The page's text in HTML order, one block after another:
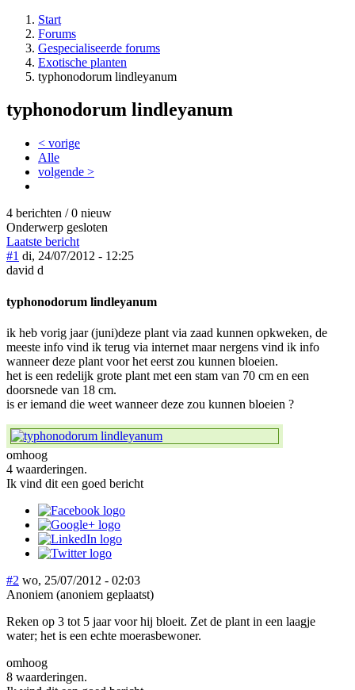
Start
Forums
Gespecialiseerde forums
Exotische planten
typhonodorum lindleyanum
typhonodorum lindleyanum
< vorige
Alle
volgende >
4 berichten / 0 nieuw
Onderwerp gesloten
Laatste bericht
#1 di, 24/07/2012 - 12:25
david d
typhonodorum lindleyanum
ik heb vorig jaar (juni)deze plant via zaad kunnen opkweken, de
meeste info vind ik terug via internet maar nergens vind ik info
wanneer deze plant voor het eerst zou kunnen bloeien.
het is een redelijk grote plant met een stam van 70 cm en een
doorsnede van 18 cm.
is er iemand die weet wanneer deze zou kunnen bloeien ?
omhoog
4 waarderingen.
Ik vind dit een goed bericht
#2 wo, 25/07/2012 - 02:03
Anoniem (anoniem geplaatst)
Reken op 3 tot 5 jaar voor hij bloeit. Zet de plant in een laagje
water; het is een echte moerasbewoner.
omhoog
8 waarderingen.